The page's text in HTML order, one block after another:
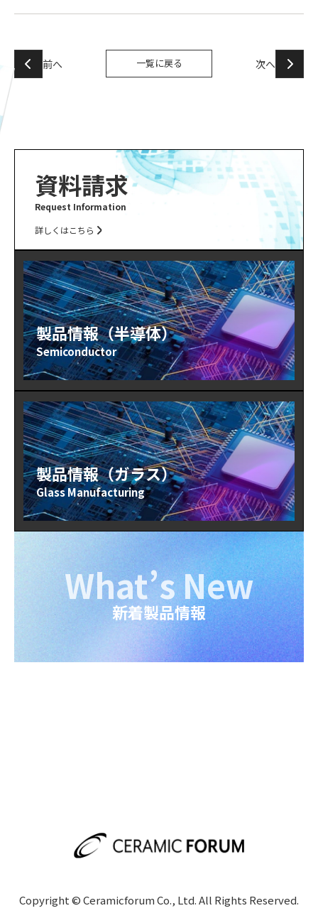
前へ 一覧に戻る 次へ
資料請求
Request Information
詳しくはこちら
製品情報（半導体）
Semiconductor
製品情報（ガラス）
Glass Manufacturing
What’s New
新着製品情報
Copyright © Ceramicforum Co., Ltd. All Rights Reserved.